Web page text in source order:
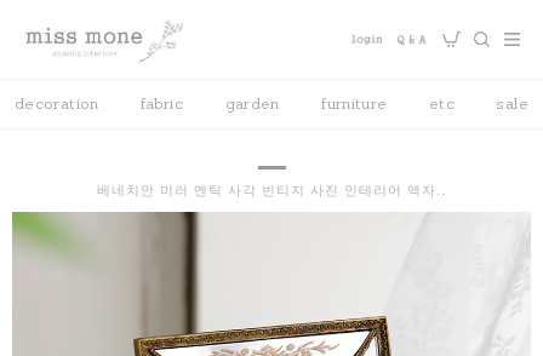
decoration fabric garden furniture etc sale
베네치안 미러 엔틱 사각 빈티지 사진 인테리어 액자..